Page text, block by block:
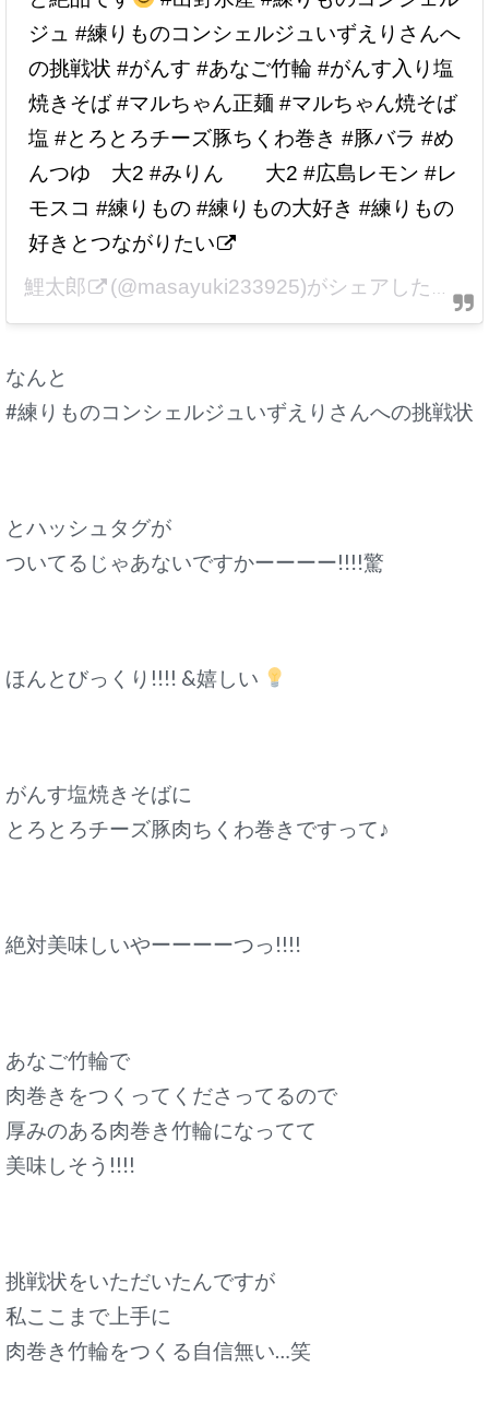
ジュ #練りものコンシェルジュいずえりさんへ
の挑戦状 #がんす #あなご竹輪 #がんす入り塩
焼きそば #マルちゃん正麺 #マルちゃん焼そば
塩 #とろとろチーズ豚ちくわ巻き #豚バラ #め
んつゆ 大2 #みりん 大2 #広島レモン #レ
モスコ #練りもの #練りもの大好き #練りもの
好きとつながりたい
鯉太郎
(@masayuki233925)がシェアした投稿 –
なんと
#練りものコンシェルジュいずえりさんへの挑戦状
とハッシュタグが
ついてるじゃあないですかーーーー!!!!驚
ほんとびっくり!!!! &嬉しい
がんす塩焼きそばに
とろとろチーズ豚肉ちくわ巻きですって♪
絶対美味しいやーーーーつっ!!!!
あなご竹輪で
肉巻きをつくってくださってるので
厚みのある肉巻き竹輪になってて
美味しそう!!!!
挑戦状をいただいたんですが
私ここまで上手に
肉巻き竹輪をつくる自信無い…笑